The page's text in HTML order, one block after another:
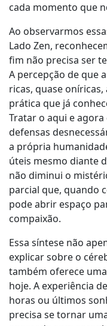
cada momento que
Ao observarmos
Lado Zen,
fim não precisa ser
A percepção de que
ricas, quase
prática que já
Tratar o aqui e
defensas
a própria
úteis mesmo diante
não diminui o
parcial que, quando
pode abrir espaço
compaixão.
Essa síntese não
explicar sobre o
também oferece
hoje. A experiência
horas ou últimos
precisa se tornar